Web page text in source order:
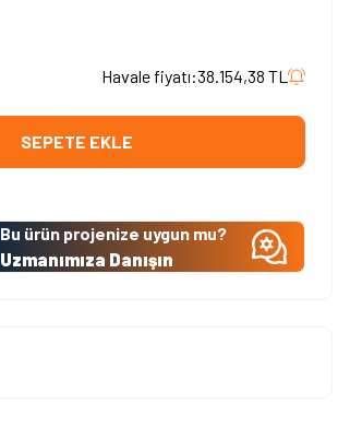
Havale fiyatı:38.154,38 TL
SEPETE EKLE
Bu ürün projenize uygun mu?
Uzmanımıza Danışın